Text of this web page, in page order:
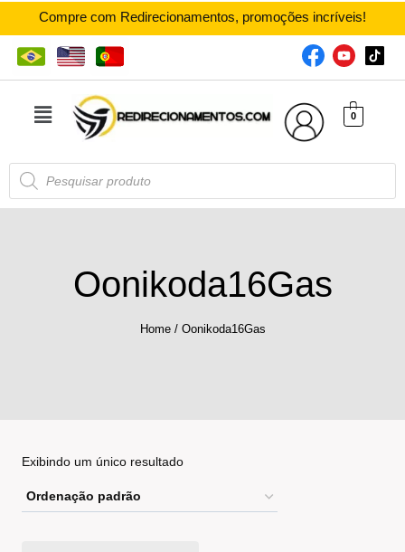
Compre com Redirecionamentos, promoções incríveis!
0
Oonikoda16Gas
Home / Oonikoda16Gas
Exibindo um único resultado